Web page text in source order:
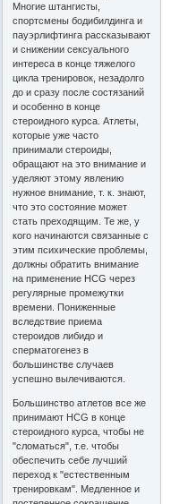
Многие штангисты,
спортсмены бодибилдинга и
пауэрлифтинга рассказывают
и снижении сексуального
интереса в конце тяжелого
цикла тренировок, незадолго
до и сразу после состязаний
и особенно в конце
стероидного курса. Атлеты,
которые уже часто
принимали стероиды,
обращают на это внимание и
уделяют этому явлению
нужное внимание, т. к. знают,
что это состояние может
стать преходящим. Те же, у
кого начинаются связанные с
этим психические проблемы,
должны обратить внимание
на применение HCG через
регулярные промежутки
времени. Пониженные
вследствие приема
стероидов либидо и
сперматогенез в
большинстве случаев
успешно вылечиваются.
Большинство атлетов все же
принимают HCG в конце
стероидного курса, чтобы не
"сломаться", т.е. чтобы
обеспечить себе лучший
переход к "естественным
тренировкам". Медленное и